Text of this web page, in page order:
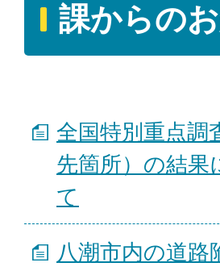
課からの
全国特別重点調
先箇所）の結果
て
八潮市内の道路